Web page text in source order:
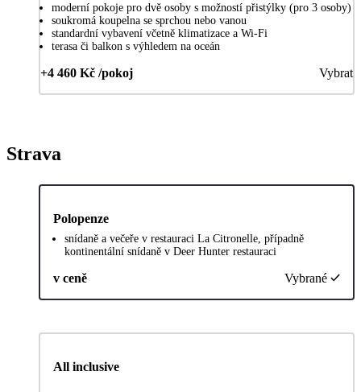
moderní pokoje pro dvě osoby s možností přistýlky (pro 3 osoby)
soukromá koupelna se sprchou nebo vanou
standardní vybavení včetně klimatizace a Wi-Fi
terasa či balkon s výhledem na oceán
+4 460 Kč /pokoj Vybrat
Strava
Polopenze
snídaně a večeře v restauraci La Citronelle, případně
kontinentální snídaně v Deer Hunter restauraci
v ceně Vybrané
All inclusive